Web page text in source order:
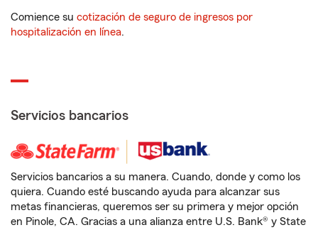
Comience su cotización de seguro de ingresos por
hospitalización en línea.
Servicios bancarios
Servicios bancarios a su manera. Cuando, donde y como los
quiera. Cuando esté buscando ayuda para alcanzar sus
metas financieras, queremos ser su primera y mejor opción
en Pinole, CA. Gracias a una alianza entre U.S. Bank® y State